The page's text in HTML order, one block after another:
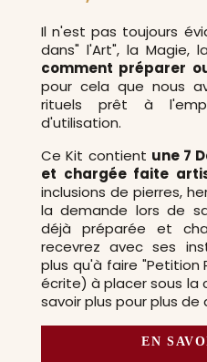
Il n'est pas toujours
dans" l'Art", la Magie,
comment préparer
pour cela que nous
rituels prêt à
d'utilisation.
Ce Kit contient une 7
et chargée faite
inclusions de pierres,
la demande lors de
déjà préparée et
recevrez avec ses
plus qu'à faire
écrite) à placer sous la
savoir plus pour plus de
EN